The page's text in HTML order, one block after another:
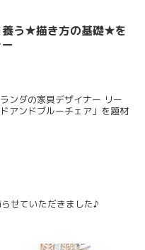
養う★描き方の基礎★を
ンダの家具デザイナー リー
アンドブルーチェア」を題材
せていただきました♪